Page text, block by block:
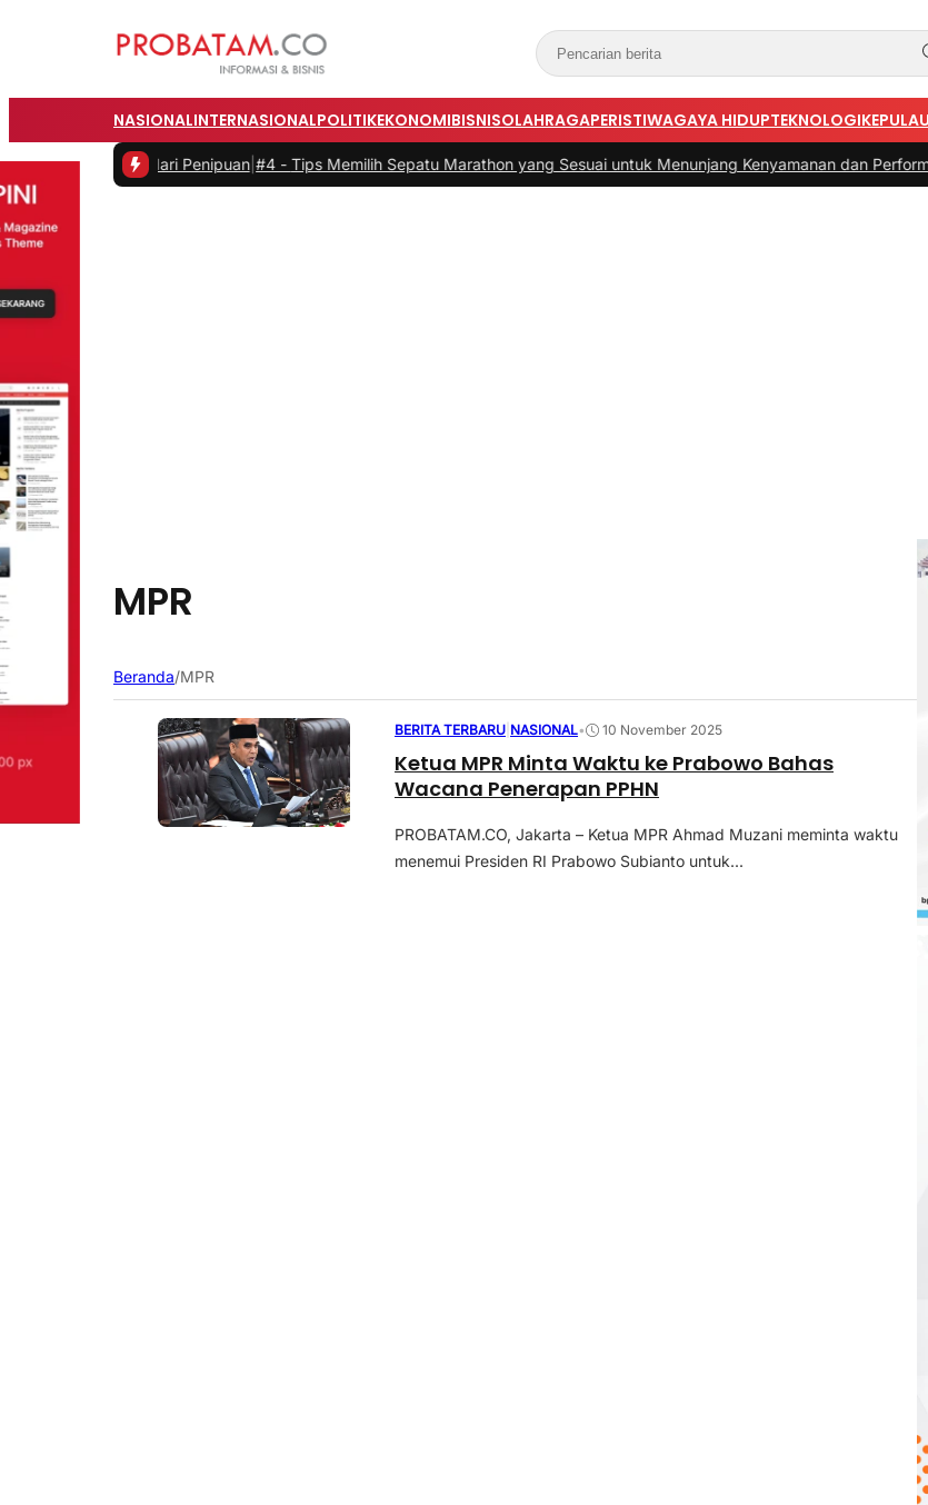
NASIONALINTERNASIONALPOLITIKEKONOMIBISNISOLAHRAGAPERISTIWAGAYA HIDUPTEKNOLOGI
dan Hindari Penipuan|#4 -Tips Memilih Sepatu Marathon yang Sesuai untuk Menunjang Kenyamanan dan Performa|#5 -10
MPR
Beranda/MPR
BERITA TERBARU NASIONAL• 10 November 2025
Ketua MPR Minta Waktu ke Prabowo Bahas
Wacana Penerapan PPHN
PROBATAM.CO, Jakarta – Ketua MPR Ahmad Muzani meminta waktu
menemui Presiden RI Prabowo Subianto untuk...